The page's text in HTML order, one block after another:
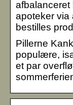
apoteker via
bestilles
Pillerne
populære,
et par